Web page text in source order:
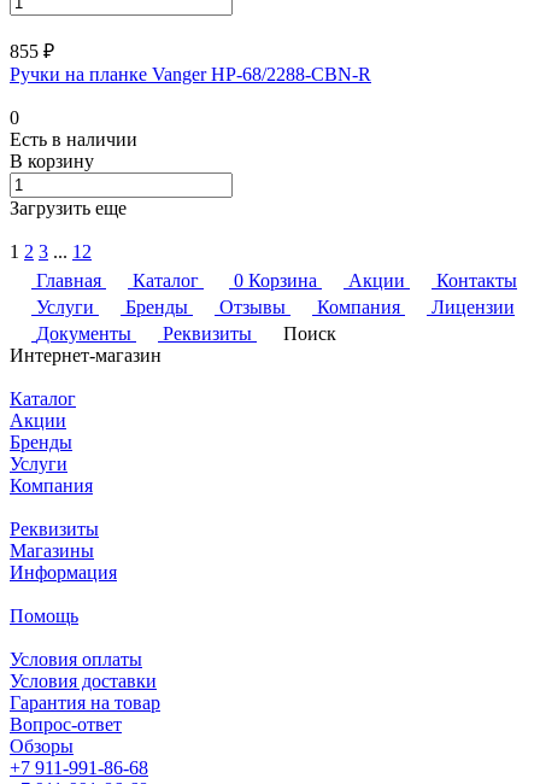
855 ₽
Ручки на планке Vanger HP-68/2288-CBN-R
0
Есть в наличии
В корзину
Загрузить еще
1 2 3 ... 12
Главная
Каталог 0 Корзина Акции
Контакты
Услуги
Бренды Отзывы Компания
Лицензии
Документы
Реквизиты
Поиск
Интернет-магазин
Каталог
Акции
Бренды
Услуги
Компания
Реквизиты
Магазины
Информация
Помощь
Условия оплаты
Условия доставки
Гарантия на товар
Вопрос-ответ
Обзоры
+7 911-991-86-68